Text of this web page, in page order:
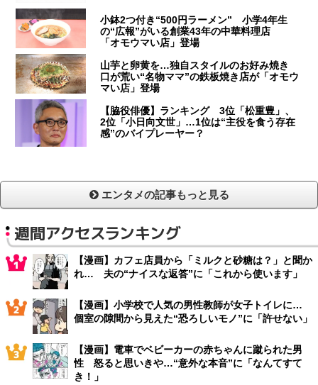
小鉢2つ付き“500円ラーメン” 小学4年生
の“広報”がいる創業43年の中華料理店
「オモウマい店」登場
山芋と卵黄を…独自スタイルのお好み焼き
口が荒い“名物ママ”の鉄板焼き店が「オモウ
マい店」登場
【脇役俳優】ランキング 3位「松重豊」、
2位「小日向文世」…1位は“主役を食う存在
感”のバイプレーヤー？
エンタメの記事もっと見る
週間アクセスランキング
【漫画】カフェ店員から「ミルクと砂糖は？」と聞か
れ… 夫の“ナイスな返答”に「これから使います」
【漫画】小学校で人気の男性教師が女子トイレに…
個室の隙間から見えた“恐ろしいモノ”に「許せない」
【漫画】電車でベビーカーの赤ちゃんに蹴られた男
性 怒ると思いきや…“意外な本音”に「なんてすて
き！」